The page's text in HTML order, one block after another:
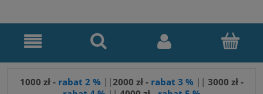
1000 zł - rabat 2 % ||2000 zł - rabat 3 % || 3000 zł -